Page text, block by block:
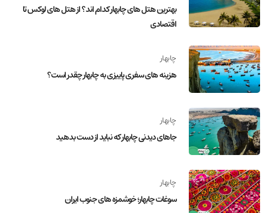
بهترین هتل های چابهار کدام اند؟ از هتل های لوکس تا
اقتصادی
چابهار
هزینه های سفری پاییزی به چابهار چقدر است؟
چابهار
جاهای دیدنی چابهار که نباید از دست بدهید
چابهار
سوغات چابهار؛ خوشمزه های جنوب ایران